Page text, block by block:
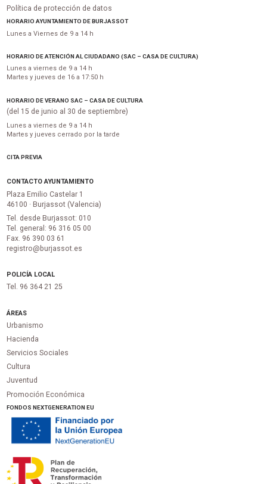
Política de protección de datos
HORARIO AYUNTAMIENTO DE BURJASSOT
Lunes a Viernes de 9 a 14 h
HORARIO DE ATENCIÓN AL CIUDADANO (SAC – CASA DE CULTURA)
Lunes a viernes de 9 a 14 h
Martes y jueves de 16 a 17:50 h
HORARIO DE VERANO SAC – CASA DE CULTURA
(del 15 de junio al 30 de septiembre)
Lunes a viernes de 9 a 14 h
Martes y jueves cerrado por la tarde
CITA PREVIA
CONTACTO AYUNTAMIENTO
Plaza Emilio Castelar 1
46100 · Burjassot (Valencia)
Tel. desde Burjassot: 010
Tel. general: 96 316 05 00
Fax. 96 390 03 61
registro@burjassot.es
POLICÍA LOCAL
Tel. 96 364 21 25
ÁREAS
Urbanismo
Hacienda
Servicios Sociales
Cultura
Juventud
Promoción Económica
FONDOS NEXTGENERATION EU